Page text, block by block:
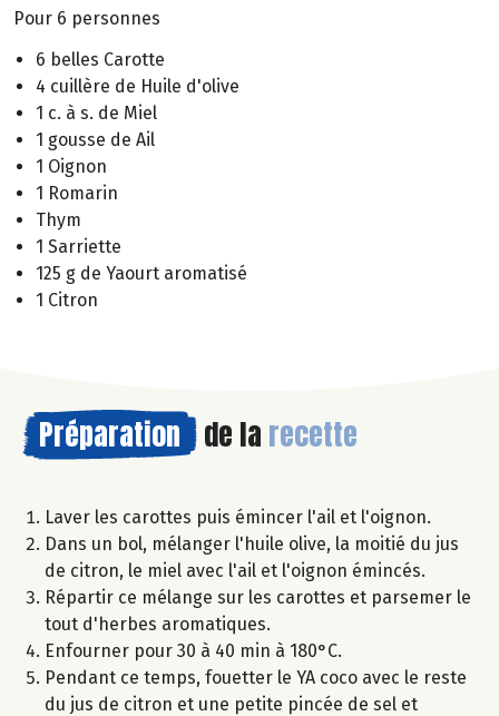
Pour 6 personnes
6 belles Carotte
4 cuillère de Huile d'olive
1 c. à s. de Miel
1 gousse de Ail
1 Oignon
1 Romarin
Thym
1 Sarriette
125 g de Yaourt aromatisé
1 Citron
Préparation de la recette
Laver les carottes puis émincer l'ail et l'oignon.
Dans un bol, mélanger l'huile olive, la moitié du jus
de citron, le miel avec l'ail et l'oignon émincés.
Répartir ce mélange sur les carottes et parsemer le
tout d'herbes aromatiques.
Enfourner pour 30 à 40 min à 180°C.
Pendant ce temps, fouetter le YA coco avec le reste
du jus de citron et une petite pincée de sel et